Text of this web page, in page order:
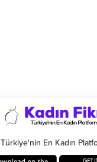
Türkiye'nin En Kadın